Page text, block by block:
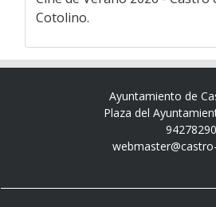
Cotolino.
Ayuntamiento de
Plaza del